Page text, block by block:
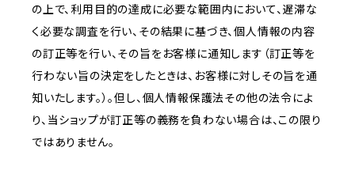
の上で、利用目的の達成に必要な範囲内において、遅滞な
く必要な調査を行い、その結果に基づき、個人情報の内容
の訂正等を行い、その旨をお客様に通知します（訂正等を
行わない旨の決定をしたときは、お客様に対しその旨を通
知いたします。）。但し、個人情報保護法その他の法令によ
り、当ショップが訂正等の義務を負わない場合は、この限り
ではありません。